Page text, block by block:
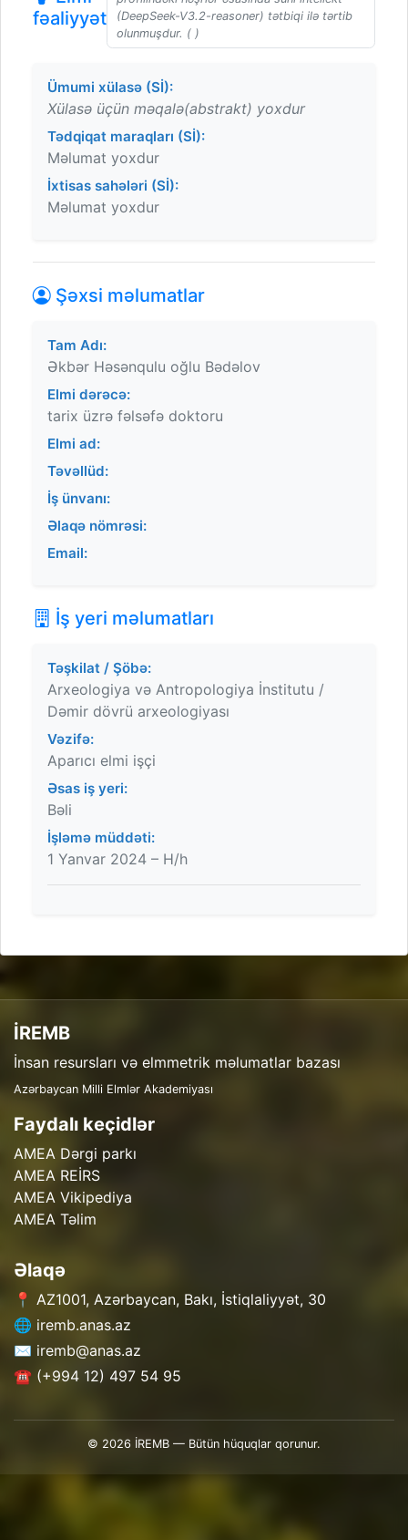
fəaliyyət
(DeepSeek-V3.2-reasoner) tətbiqi ilə tərtib
olunmuşdur. ( )
Ümumi xülasə (Sİ):
Xülasə üçün məqalə(abstrakt) yoxdur
Tədqiqat maraqları (Sİ):
Məlumat yoxdur
İxtisas sahələri (Sİ):
Məlumat yoxdur
Şəxsi məlumatlar
Tam Adı:
Əkbər Həsənqulu oğlu Bədəlov
Elmi dərəcə:
tarix üzrə fəlsəfə doktoru
Elmi ad:
Təvəllüd:
İş ünvanı:
Əlaqə nömrəsi:
Email:
İş yeri məlumatları
Təşkilat / Şöbə:
Arxeologiya və Antropologiya İnstitutu /
Dəmir dövrü arxeologiyası
Vəzifə:
Aparıcı elmi işçi
Əsas iş yeri:
Bəli
İşləmə müddəti:
1 Yanvar 2024 – H/h
İREMB
İnsan resursları və elmmetrik məlumatlar bazası
Azərbaycan Milli Elmlər Akademiyası
Faydalı keçidlər
AMEA Dərgi parkı
AMEA REİRS
AMEA Vikipediya
AMEA Təlim
Əlaqə
📍 AZ1001, Azərbaycan, Bakı, İstiqlaliyyət, 30
🌐 iremb.anas.az
✉️ iremb@anas.az
☎️ (+994 12) 497 54 95
© 2026 İREMB — Bütün hüquqlar qorunur.